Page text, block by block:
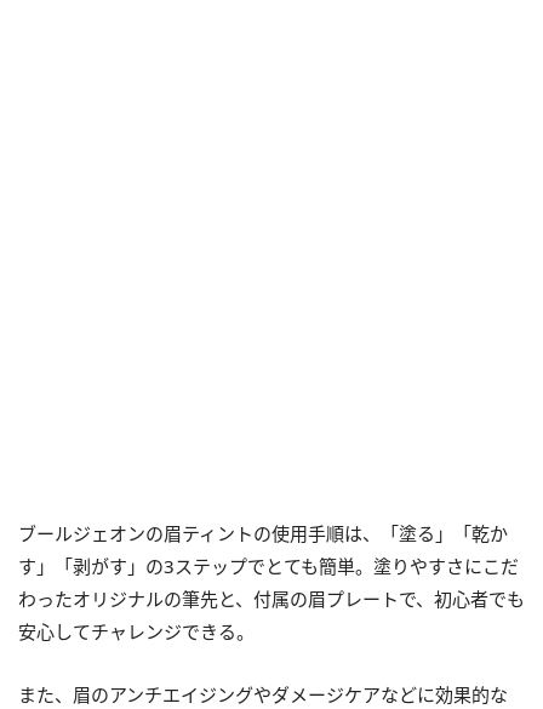
ブールジェオンの眉ティントの使用手順は、「塗る」「乾か
す」「剥がす」の3ステップでとても簡単。塗りやすさにこだ
わったオリジナルの筆先と、付属の眉プレートで、初心者でも
安心してチャレンジできる。
また、眉のアンチエイジングやダメージケアなどに効果的な